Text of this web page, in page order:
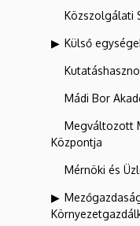
Közszolgálati
Külső
Mádi Bor
Megváltozott
Központja
Mérnöki és